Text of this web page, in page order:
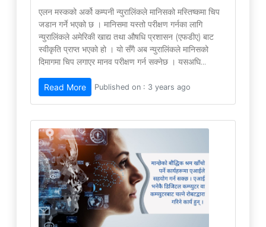
एलन मस्कको अर्को कम्पनी न्युरालिंकले मानिसको मस्तिष्कमा चिप
जडान गर्ने भएको छ । मानिसमा यस्तो परीक्षण गर्नका लागि
न्युरालिंकले अमेरिकी खाद्य तथा औषधि प्रशासन (एफडीए) बाट
स्वीकृति प्राप्त भएको हो । यो सँगै अब न्युरालिंकले मानिसको
दिमागमा चिप लगाएर मानव परीक्षण गर्न सक्नेछ । यसअघि...
Read More Published on : 3 years ago